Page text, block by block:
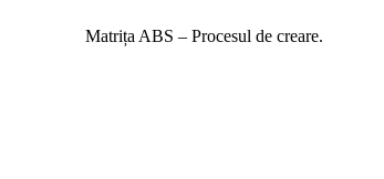
Matrița ABS – Procesul de creare.